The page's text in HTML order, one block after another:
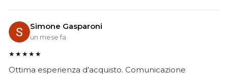
Simone Gasparoni
un mese fa
★★★★★
Ottima esperienza d’acquisto. Comunicazione